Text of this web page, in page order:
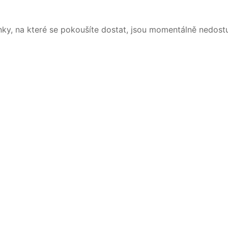
na které se pokoušíte dostat, jsou momentálně